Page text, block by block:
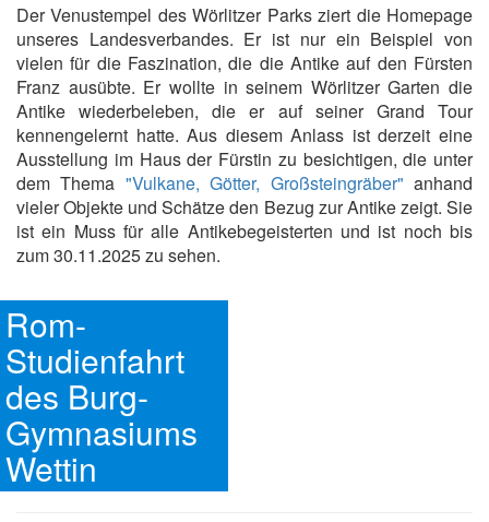
Der Venustempel des Wörlitzer Parks ziert die Homepage
unseres Landesverbandes. Er ist nur ein Beispiel von
vielen für die Faszination, die die Antike auf den Fürsten
Franz ausübte. Er wollte in seinem Wörlitzer Garten die
Antike wiederbeleben, die er auf seiner Grand Tour
kennengelernt hatte. Aus diesem Anlass ist derzeit eine
Ausstellung im Haus der Fürstin zu besichtigen, die unter
dem Thema "Vulkane, Götter, Großsteingräber" anhand
vieler Objekte und Schätze den Bezug zur Antike zeigt. Sie
ist ein Muss für alle Antikebegeisterten und ist noch bis
zum 30.11.2025 zu sehen.
Rom-
Studienfahrt
des Burg-
Gymnasiums
Wettin